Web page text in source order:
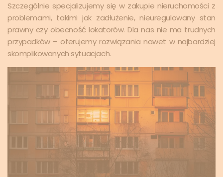
Szczególnie specjalizujemy się w zakupie nieruchomości z
problemami, takimi jak zadłużenie, nieuregulowany stan
prawny czy obecność lokatorów. Dla nas nie ma trudnych
przypadków – oferujemy rozwiązania nawet w najbardziej
skomplikowanych sytuacjach.